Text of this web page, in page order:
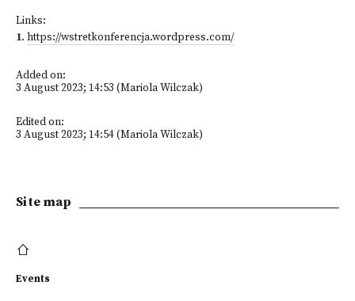
Links:
1. https://wstretkonferencja.wordpress.com/
Added on:
3 August 2023; 14:53 (Mariola Wilczak)
Edited on:
3 August 2023; 14:54 (Mariola Wilczak)
Site map
Events